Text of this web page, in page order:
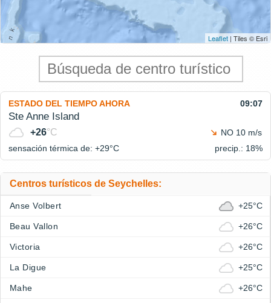
Leaflet | Tiles © Esri
ESTADO DEL TIEMPO AHORA 09:07
Ste Anne Island
+26°C
NO 10 m/s
sensación térmica de: +29°C precip.: 18%
Centros turísticos de Seychelles:
Anse Volbert +25°C
Beau Vallon +26°C
Victoria +26°C
La Digue +25°C
Mahe +26°C